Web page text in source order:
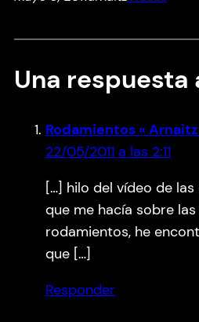
Una respuesta
Rodamientos «
22/05/2011 a las 2:11
[…] hilo del vídeo de
que me hacía sobre
rodamientos, he
que […]
Responder